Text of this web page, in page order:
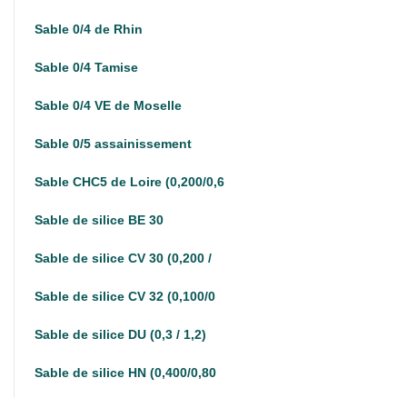
Sable 0/4 de Rhin
Sable 0/4 Tamise
Sable 0/4 VE de Moselle
Sable 0/5 assainissement
Sable CHC5 de Loire (0,200/0,6
Sable de silice BE 30
Sable de silice CV 30 (0,200 /
Sable de silice CV 32 (0,100/0
Sable de silice DU (0,3 / 1,2)
Sable de silice HN (0,400/0,80